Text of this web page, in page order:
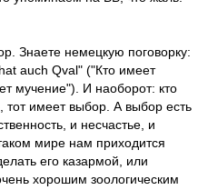
Знаете немецкую поговорку:
auch Qval" ("Кто имеет
мучение"). И наоборот: кто
тот имеет выбор. А выбор есть
и несчастье, и
мире нам приходится
его казармой, или
хорошим зоологическим